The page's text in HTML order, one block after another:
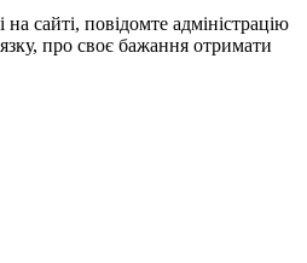
сайті, повідомте адміністрацію
про своє бажання отримати